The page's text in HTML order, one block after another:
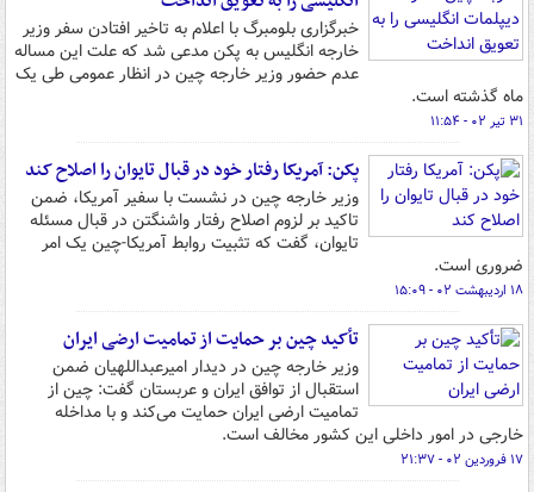
خبرگزاری بلومبرگ با اعلام به تاخیر افتادن سفر وزیر
خارجه انگلیس به پکن مدعی شد که علت این مساله
عدم حضور وزیر خارجه چین در انظار عمومی طی یک
ماه گذشته است.
۳۱ تیر ۰۲ - ۱۱:۵۴
پکن: آمریکا رفتار خود در قبال تایوان را اصلاح کند
وزیر خارجه چین در نشست با سفیر آمریکا، ضمن
تاکید بر لزوم اصلاح رفتار واشنگتن در قبال مسئله
تایوان، گفت که تثبیت روابط آمریکا-چین یک امر
ضروری است.
۱۸ اردیبهشت ۰۲ - ۱۵:۰۹
تأکید چین بر حمایت از تمامیت ارضی ایران
وزیر خارجه چین در دیدار امیرعبداللهیان ضمن
استقبال از توافق ایران و عربستان گفت: چین از
تمامیت ارضی ایران حمایت می‌کند و با مداخله
خارجی در امور داخلی این کشور مخالف است.
۱۷ فروردین ۰۲ - ۲۱:۳۷